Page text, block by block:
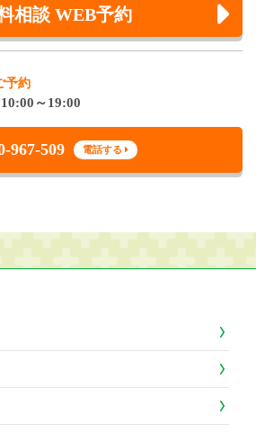
相談 WEB予約
予約
～19:00
967-509 電話する